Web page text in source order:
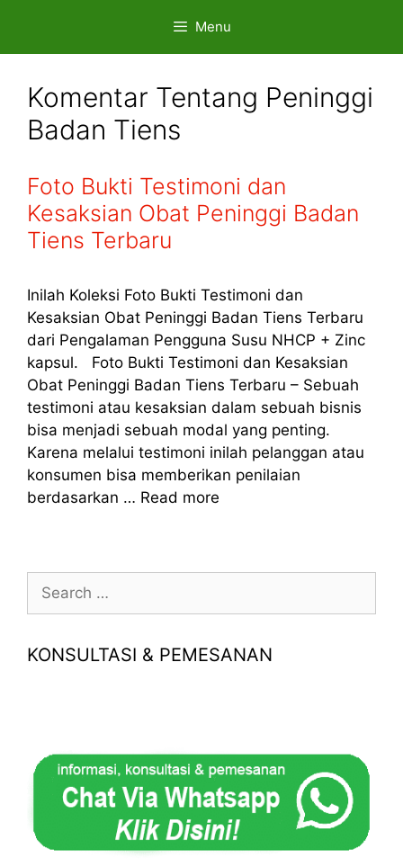
content
Menu
Komentar Tentang Peninggi
Badan Tiens
Foto Bukti Testimoni dan
Kesaksian Obat Peninggi Badan
Tiens Terbaru
Inilah Koleksi Foto Bukti Testimoni dan
Kesaksian Obat Peninggi Badan Tiens Terbaru
dari Pengalaman Pengguna Susu NHCP + Zinc
kapsul. Foto Bukti Testimoni dan Kesaksian
Obat Peninggi Badan Tiens Terbaru – Sebuah
testimoni atau kesaksian dalam sebuah bisnis
bisa menjadi sebuah modal yang penting.
Karena melalui testimoni inilah pelanggan atau
konsumen bisa memberikan penilaian
berdasarkan … Read more
Search
for:
KONSULTASI & PEMESANAN